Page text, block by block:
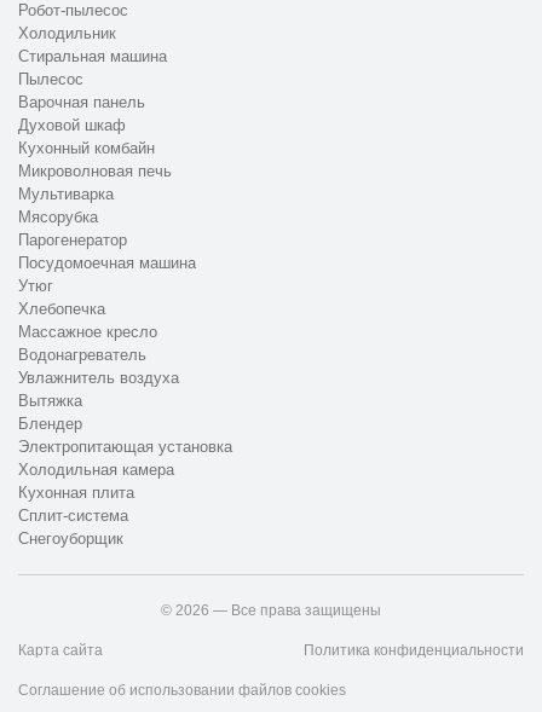
Робот-пылесос
Холодильник
Стиральная машина
Пылесос
Варочная панель
Духовой шкаф
Кухонный комбайн
Микроволновая печь
Мультиварка
Мясорубка
Парогенератор
Посудомоечная машина
Утюг
Хлебопечка
Массажное кресло
Водонагреватель
Увлажнитель воздуха
Вытяжка
Блендер
Электропитающая установка
Холодильная камера
Кухонная плита
Сплит-система
Снегоуборщик
© 2026 — Все права защищены
Карта сайта Политика конфиденциальности
Соглашение об использовании файлов cookies